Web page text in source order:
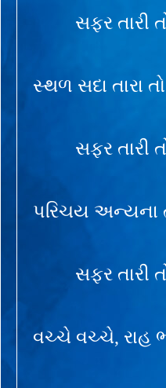
સફર તારી
સ્થળ સદા તારા
સફર તારી
પરિચય અન્યના
સફર તારી
વચ્ચે વચ્ચે, રાહ